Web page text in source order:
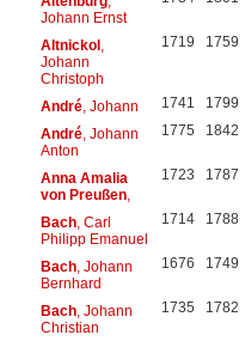
Johann Ernst
Altnickol,
Johann
Christoph
1719 1759
André, Johann 1741 1799
André, Johann
Anton
1775 1842
Anna Amalia
von Preußen,
1723 1787
Bach, Carl
Philipp Emanuel
1714 1788
Bach, Johann
Bernhard
1676 1749
Bach, Johann
Christian
1735 1782